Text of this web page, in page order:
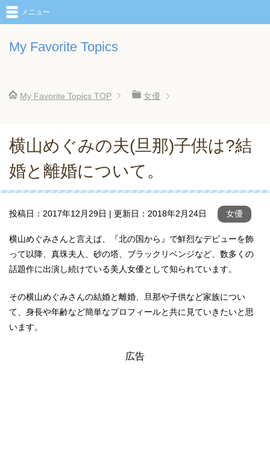
My Favorite Topics
メニュー
My Favorite Topics TOP 女優
横山めぐみの夫(旦那)子供は?結
婚と離婚について。
投稿日： 2017年12月29日 | 更新日： 2018年2月24日 女優
横山めぐみさんと言えば、『北の国から』で鮮烈なデビューを飾
って以降、真珠夫人、砂の塔、ブラックリベンジなど、数多くの
話題作に出演し続けている美人女優として知られています。
その横山めぐみさんの結婚と離婚、旦那や子供など家族につい
て、身長や年齢など簡単なプロフィールと共に見ていきたいと思
います。
広告